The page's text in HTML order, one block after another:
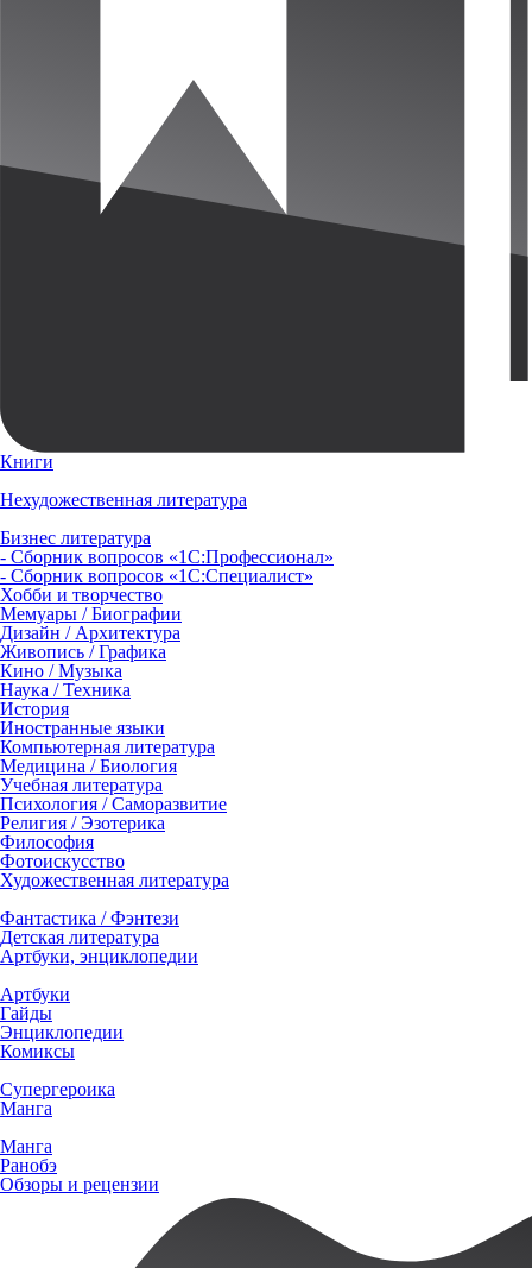
Книги
Нехудожественная литература
Бизнес литература
- Сборник вопросов «1С:Профессионал»
- Сборник вопросов «1С:Специалист»
Хобби и творчество
Мемуары / Биографии
Дизайн / Архитектура
Живопись / Графика
Кино / Музыка
Наука / Техника
История
Иностранные языки
Компьютерная литература
Медицина / Биология
Учебная литература
Психология / Саморазвитие
Религия / Эзотерика
Философия
Фотоискусство
Художественная литература
Фантастика / Фэнтези
Детская литература
Артбуки, энциклопедии
Артбуки
Гайды
Энциклопедии
Комиксы
Супергероика
Манга
Манга
Ранобэ
Обзоры и рецензии